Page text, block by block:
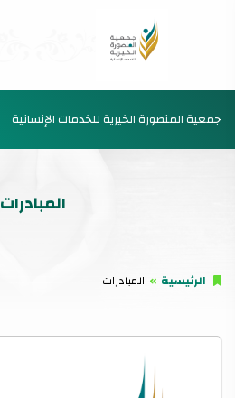
جمعية المنصورة الخيرية للخدمات الإنسانية
المبادرات
الرئيسية المبادرات